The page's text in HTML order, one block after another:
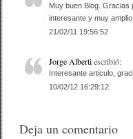
Muy buen Blog. Gracias
interesante y muy amplio.
21/02/11 19:56:52
Jorge Albertiescribió:
Interesante articulo,
10/02/12 16:29:12
Deja un comentario